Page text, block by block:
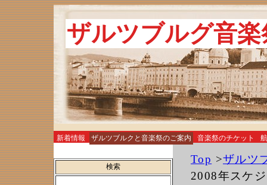
ザルツブルグ音
新着情報 ザルツブルクと音楽祭のご案内 音楽祭のチケット
Top >ザルツ
2008年スケ
検索